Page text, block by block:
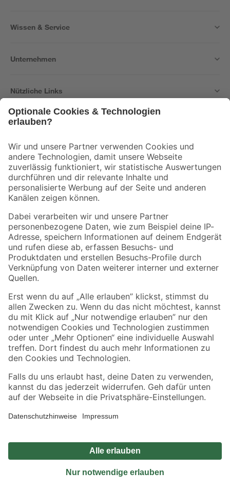
Wissen & Service
Unternehmen
Nützliche Links
Der toom Newsletter: Keine Angebote und Aktionen mehr verpassen!
Zur Newsletter Anmeldung
Folge uns
Zahlungsarten Versandarten
Sicher einkaufen
Jetzt die toom-App herunterladen
Alle Preisangaben in EUR inkl. gesetzl. MwSt.. Die dargestellten Angebote sind unter
Umständen nicht in allen Märkten verfügbar. Die angegebenen Verfügbarkeiten beziehen
Produkte nur solange der Vorrat reicht.
*Paketversand ab 59 € versandkostenfrei, gilt nicht für Artikel mit Speditionsversand, hier
Privatsphäre Impressum
Nutzungsbedingungen
Widerrufsrecht
Vertrag widerrufen